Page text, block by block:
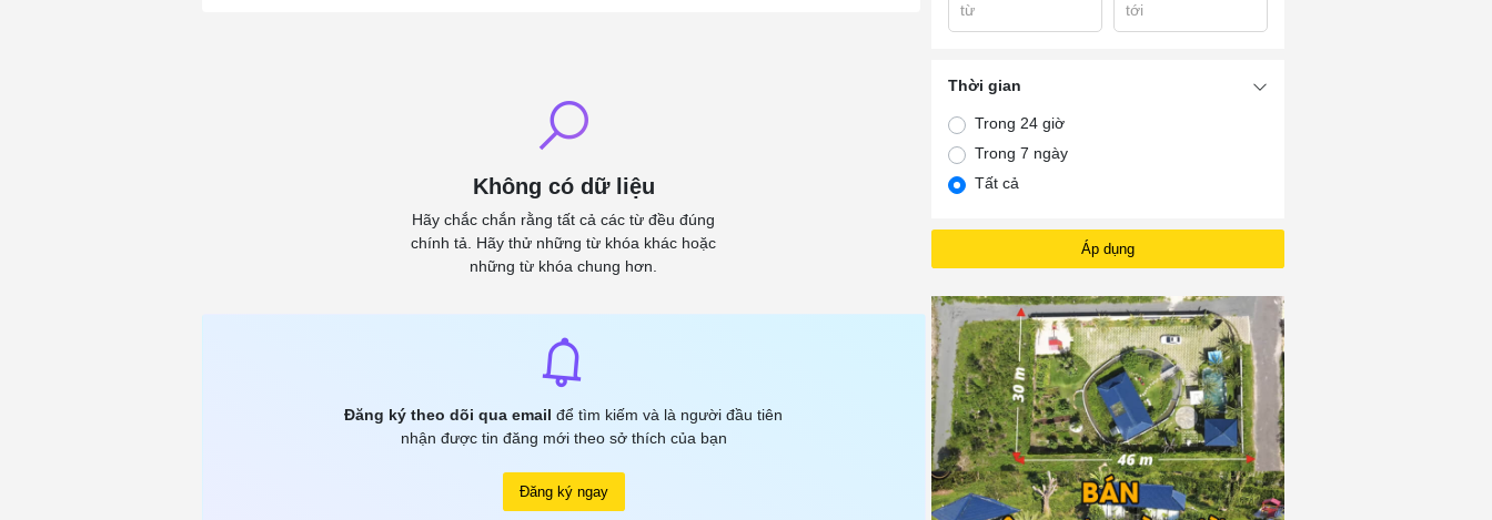
Không có dữ liệu
Hãy chắc chắn rằng tất cả các từ đều đúng
chính tả. Hãy thử những từ khóa khác hoặc
những từ khóa chung hơn.
Đăng ký theo dõi qua email để tìm kiếm và là người đầu tiên
nhận được tin đăng mới theo sở thích của bạn
Đăng ký ngay
từ tới
Thời gian
Trong 24 giờ
Trong 7 ngày
Tất cả
Áp dụng